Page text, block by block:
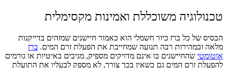
טכנולוגיה משוכללת ואמינות מקסימלית
הבסיס של כל ברז כיור חשמלי הוא כאמור חיישנים שמזהים בדייקנות
מלאה ובמהירות רבה תנועה שמחייבת את הפעלת זרם המים. ברז
אוטומטי שהחיישנים בו אינם מדויקים מספיק, מגיבים באיטיות או גורמים
להפעלת זרם המים גם כשאין בכך צורך, לא מספק לבעליו את התועלת